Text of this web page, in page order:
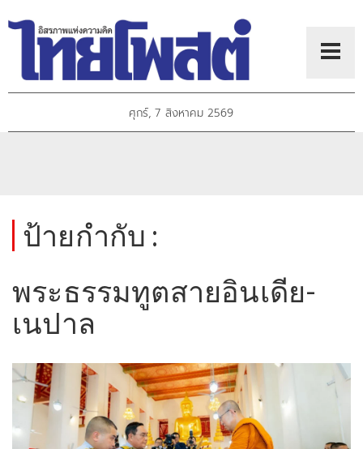
ศุกร์, 7 สิงหาคม 2569
ป้ายกำกับ :
พระธรรมทูตสายอินเดีย-
เนปาล